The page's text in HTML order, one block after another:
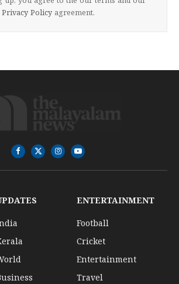
Privacy Policy agreement.
Facebook
X
(Twitter)
InstagramYouTube
ENTERTAINMENT
Football
Cricket
Entertainment
Travel